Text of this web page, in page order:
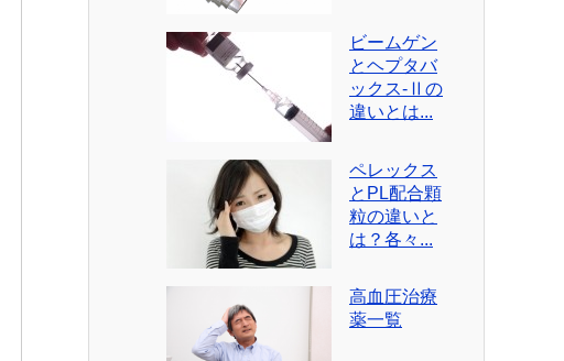
ビームゲン
とヘプタバ
ックス-Ⅱの
違いとは...
ペレックス
とPL配合顆
粒の違いと
は？各々...
高血圧治療
薬一覧